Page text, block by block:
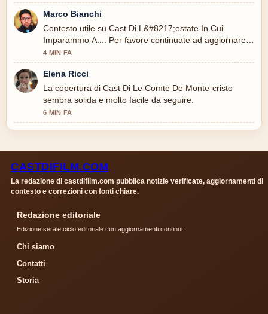
Marco Bianchi
Contesto utile su Cast Di L&#8217;estate In Cui
Imparammo A.... Per favore continuate ad aggiornare
questo live.
4 MIN FA
Elena Ricci
La copertura di Cast Di Le Comte De Monte-cristo
sembra solida e molto facile da seguire.
6 MIN FA
CASTDIFILM.COM
La redazione di castdifilm.com pubblica notizie verificate, aggiornamenti di
contesto e correzioni con fonti chiare.
Redazione editoriale
Edizione serale ciclo editoriale con aggiornamenti continui.
Chi siamo
Contatti
Storia